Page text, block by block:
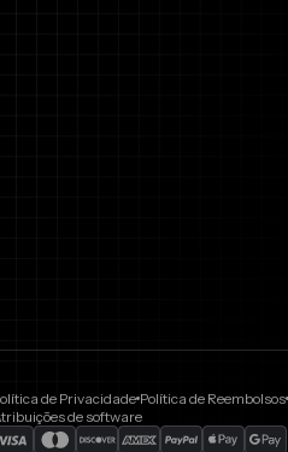
de Privacidade Política de Reembolsos
de software